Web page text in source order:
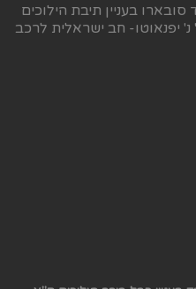
בעניין תיבת הילוכים
סיקלי ואח' נ' יפנאוטו- חב ישראלית לרכב